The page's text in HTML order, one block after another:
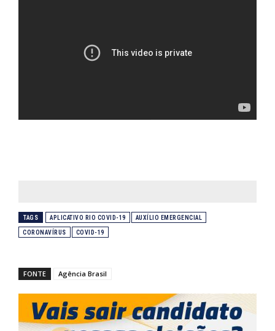
TAGS APLICATIVO RIO COVID-19 AUXÍLIO EMERGENCIAL
CORONAVÍRUS COVID-19
FONTE Agência Brasil